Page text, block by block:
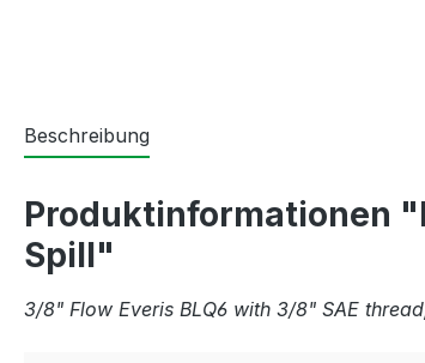
Beschreibung
Produktinformationen
Spill"
3/8" Flow Everis BLQ6 with 3/8" SAE